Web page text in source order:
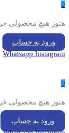
0
هنوز هیچ محصولی
ورود به حساب
Whatsapp Instagram
0
هنوز هیچ محصولی
ورود به حساب